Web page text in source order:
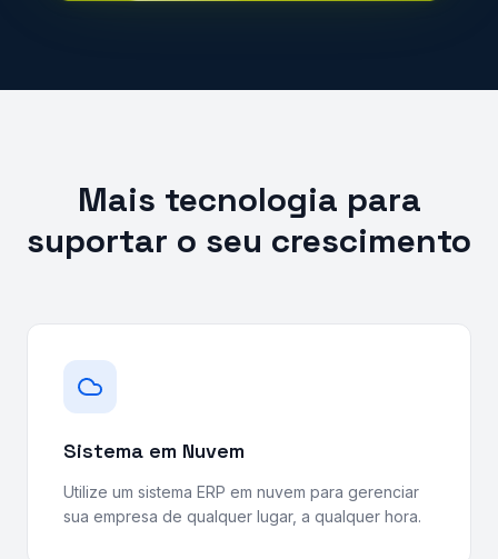
Mais tecnologia para
suportar o seu crescimento
Sistema em Nuvem
Utilize um sistema ERP em nuvem para gerenciar
sua empresa de qualquer lugar, a qualquer hora.